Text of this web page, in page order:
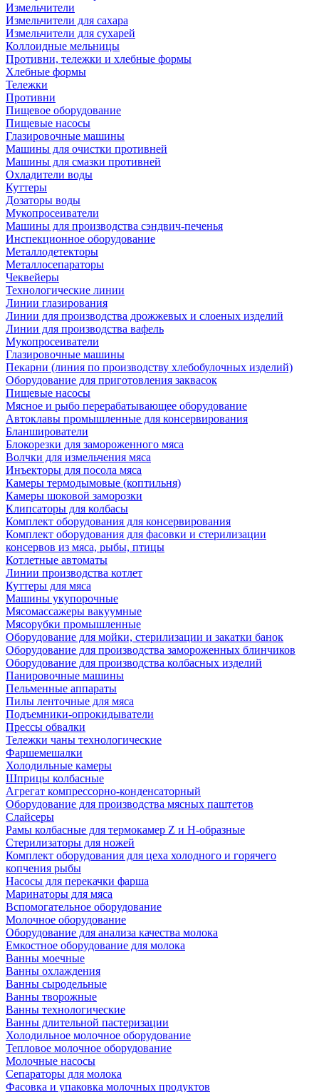
Измельчители
Измельчители для сахара
Измельчители для сухарей
Коллоидные мельницы
Противни, тележки и хлебные формы
Хлебные формы
Тележки
Противни
Пищевое оборудование
Пищевые насосы
Глазировочные машины
Машины для очистки противней
Машины для смазки противней
Охладители воды
Куттеры
Дозаторы воды
Мукопросеиватели
Машины для производства сэндвич-печенья
Инспекционное оборудование
Металлодетекторы
Металлосепараторы
Чеквейеры
Технологические линии
Линии глазирования
Линии для производства дрожжевых и слоеных изделий
Линии для производства вафель
Мукопросеиватели
Глазировочные машины
Пекарни (линия по производству хлебобулочных изделий)
Оборудование для приготовления заквасок
Пищевые насосы
Мясное и рыбо перерабатывающее оборудование
Автоклавы промышленные для консервирования
Бланширователи
Блокорезки для замороженного мяса
Волчки для измельчения мяса
Инъекторы для посола мяса
Камеры термодымовые (коптильня)
Камеры шоковой заморозки
Клипсаторы для колбасы
Комплект оборудования для консервирования
Комплект оборудования для фасовки и стерилизации
консервов из мяса, рыбы, птицы
Котлетные автоматы
Линии производства котлет
Куттеры для мяса
Машины укупорочные
Мясомассажеры вакуумные
Мясорубки промышленные
Оборудование для мойки, стерилизации и закатки банок
Оборудование для производства замороженных блинчиков
Оборудование для производства колбасных изделий
Панировочные машины
Пельменные аппараты
Пилы ленточные для мяса
Подъемники-опрокидыватели
Прессы обвалки
Тележки чаны технологические
Фаршемешалки
Холодильные камеры
Шприцы колбасные
Агрегат компрессорно-конденсаторный
Оборудование для производства мясных паштетов
Слайсеры
Рамы колбасные для термокамер Z и H-образные
Стерилизаторы для ножей
Комплект оборудования для цеха холодного и горячего
копчения рыбы
Насосы для перекачки фарша
Маринаторы для мяса
Вспомогательное оборудование
Молочное оборудование
Оборудование для анализа качества молока
Емкостное оборудование для молока
Ванны моечные
Ванны охлаждения
Ванны сыродельные
Ванны творожные
Ванны технологические
Ванны длительной пастеризации
Холодильное молочное оборудование
Тепловое молочное оборудование
Молочные насосы
Сепараторы для молока
Фасовка и упаковка молочных продуктов